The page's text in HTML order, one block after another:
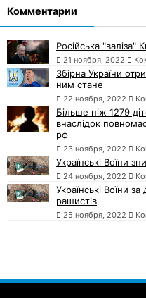
Комментарии
Російська "валіза"
21 ноября, 2022
Збірна України
ним стане
22 ноября, 2022
Більше ніж 1279
внаслідок
рф
23 ноября, 2022
Українські Воїни
24 ноября, 2022
Українські Воїни
рашистів
25 ноября, 2022